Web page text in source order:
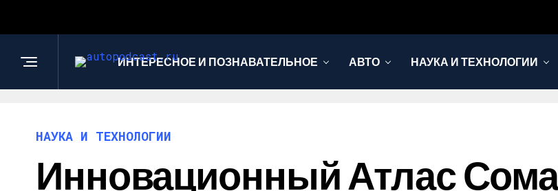
ИНТЕРЕСНОЕ И ПОЗНАВАТЕЛЬНОЕ АВТО НАУКА И ТЕХНОЛОГИИ
НАУКА И ТЕХНОЛОГИИ
Инновационный Атлас